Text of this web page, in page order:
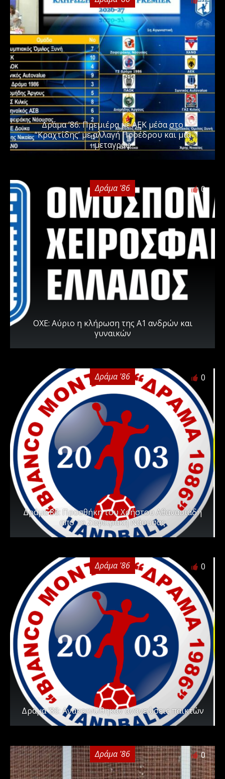
Δράμα ’86: Πρεμιέρα με ΑΕΚ μέσα στο
“Κραχτίδης’ με αλλαγή Προέδρου και μια
μεταγραφ
Δράμα '86 0
ΟΧΕ: Αύριο η κλήρωση της Α1 ανδρών και
γυναικών
Δράμα '86 0
Δράμα ΄86: Προσθήκη του Χρήστου Αθανασιάδη
από το Ζαφειράκη Νάουσας
Δράμα '86 0
Δράμα ’86: Ανακοινώθηκαν ανανεώσεις παικτών
Δράμα '86 0